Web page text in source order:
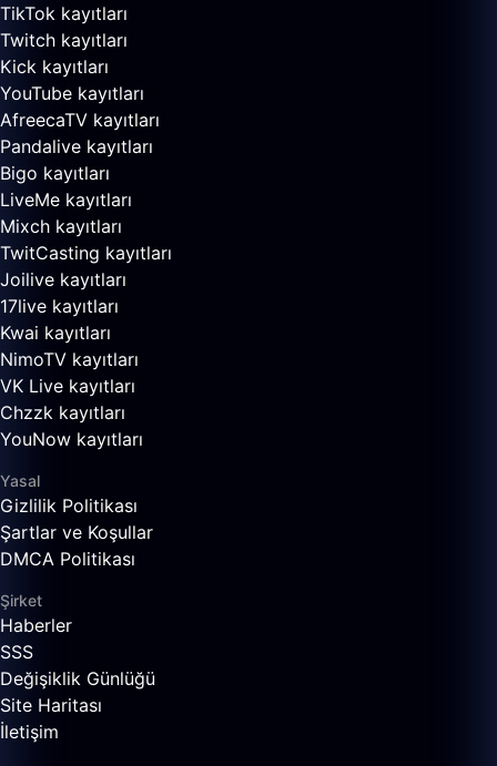
TikTok kayıtları
Twitch kayıtları
Kick kayıtları
YouTube kayıtları
AfreecaTV kayıtları
Pandalive kayıtları
Bigo kayıtları
LiveMe kayıtları
Mixch kayıtları
TwitCasting kayıtları
Joilive kayıtları
17live kayıtları
Kwai kayıtları
NimoTV kayıtları
VK Live kayıtları
Chzzk kayıtları
YouNow kayıtları
Yasal
Gizlilik Politikası
Şartlar ve Koşullar
DMCA Politikası
Şirket
Haberler
SSS
Değişiklik Günlüğü
Site Haritası
İletişim